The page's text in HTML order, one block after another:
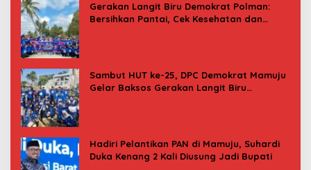
Gerakan Langit Biru Demokrat Polman:
Bersihkan Pantai, Cek Kesehatan dan
Sambut HUT ke-25, DPC Demokrat Mamuju
Gelar Baksos Gerakan Langit Biru
Hadiri Pelantikan PAN di Mamuju, Suhardi
Duka Kenang 2 Kali Diusung Jadi Bupati